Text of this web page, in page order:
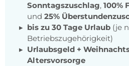
Sonntagszuschlag, 100%
und 25%
bis zu 30 Tage Urlaub (je
Betriebszugehörigkeit)
Urlaubsgeld +
Altersvorsorge